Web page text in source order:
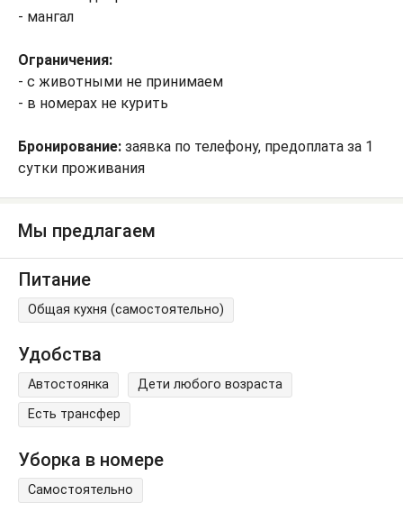
- мангал
Ограничения:
- с животными не принимаем
- в номерах не курить
Бронирование: заявка по телефону, предоплата за 1
сутки проживания
Мы предлагаем
Питание
Общая кухня (самостоятельно)
Удобства
Автостоянка
Дети любого возраста
Есть трансфер
Уборка в номере
Самостоятельно